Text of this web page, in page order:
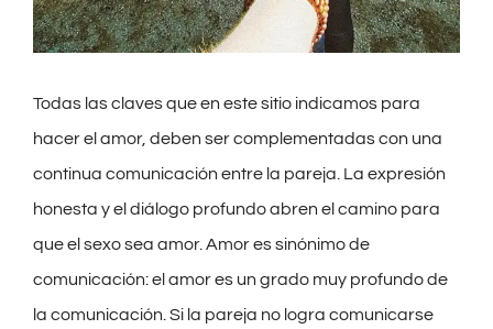
Todas las claves que en este sitio indicamos para
hacer el amor, deben ser complementadas con una
continua comunicación entre la pareja. La expresión
honesta y el diálogo profundo abren el camino para
que el sexo sea amor. Amor es sinónimo de
comunicación: el amor es un grado muy profundo de
la comunicación. Si la pareja no logra comunicarse